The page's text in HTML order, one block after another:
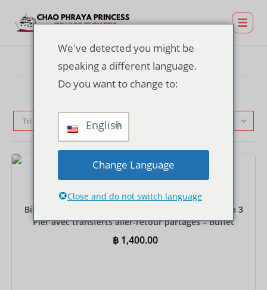
Tri par défaut
Billets
Billet pour un dîner-croisière au TERMINAL 21 Rama 3
Pier avec transferts aller-retour partagés – Buffet
international
฿ 1,400.00
We've detected you might be
speaking a different language.
Do you want to change to:
English
Change Language
Close and do not switch language